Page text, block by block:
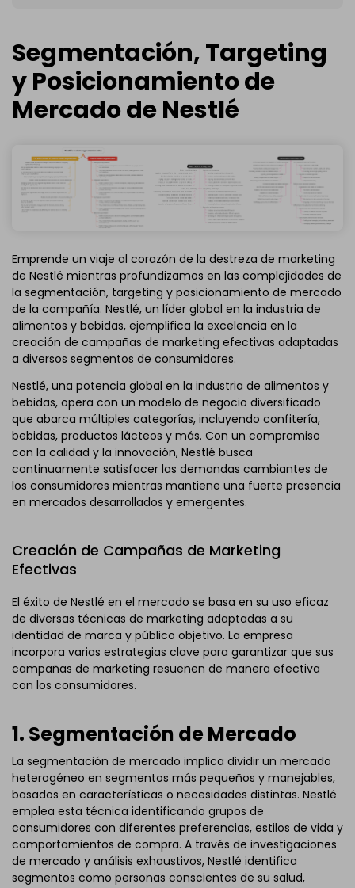
Segmentación, Targeting
y Posicionamiento de
Mercado de Nestlé
Emprende un viaje al corazón de la destreza de marketing
de Nestlé mientras profundizamos en las complejidades de
la segmentación, targeting y posicionamiento de mercado
de la compañía. Nestlé, un líder global en la industria de
alimentos y bebidas, ejemplifica la excelencia en la
creación de campañas de marketing efectivas adaptadas
a diversos segmentos de consumidores.
Nestlé, una potencia global en la industria de alimentos y
bebidas, opera con un modelo de negocio diversificado
que abarca múltiples categorías, incluyendo confitería,
bebidas, productos lácteos y más. Con un compromiso
con la calidad y la innovación, Nestlé busca
continuamente satisfacer las demandas cambiantes de
los consumidores mientras mantiene una fuerte presencia
en mercados desarrollados y emergentes.
Creación de Campañas de Marketing
Efectivas
El éxito de Nestlé en el mercado se basa en su uso eficaz
de diversas técnicas de marketing adaptadas a su
identidad de marca y público objetivo. La empresa
incorpora varias estrategias clave para garantizar que sus
campañas de marketing resuenen de manera efectiva
con los consumidores.
1. Segmentación de Mercado
La segmentación de mercado implica dividir un mercado
heterogéneo en segmentos más pequeños y manejables,
basados en características o necesidades distintas. Nestlé
emplea esta técnica identificando grupos de
consumidores con diferentes preferencias, estilos de vida y
comportamientos de compra. A través de investigaciones
de mercado y análisis exhaustivos, Nestlé identifica
segmentos como personas conscientes de su salud,